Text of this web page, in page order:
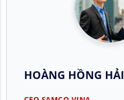
HOÀNG HỒNG HẢI